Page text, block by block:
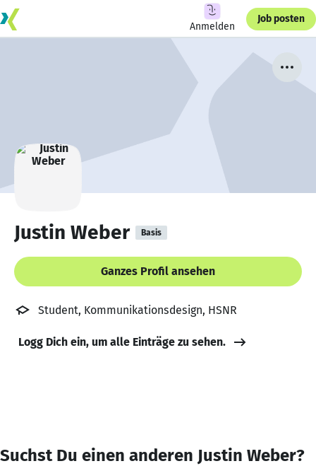
Anmelden
Job posten
Justin Weber Basis
Ganzes Profil ansehen
Student, Kommunikationsdesign, HSNR
Logg Dich ein, um alle Einträge zu sehen.
Suchst Du einen anderen Justin Weber?